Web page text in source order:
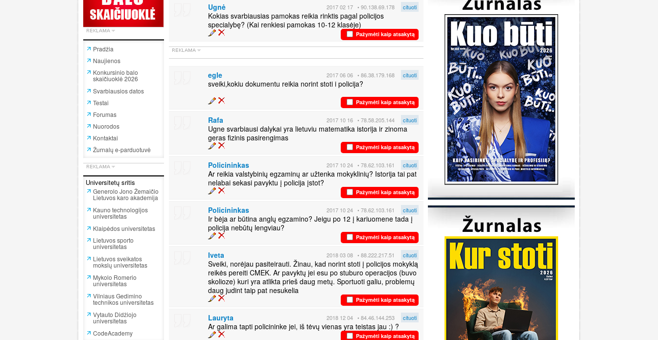
Pradžia
Naujienos
Konkursinio balo
skaičiuoklė 2026
Svarbiausios datos
Testai
Forumas
Nuorodos
Kontaktai
Žurnalų e-parduotuvė
Universitetų sritis
Generolo Jono Žemaičio
Lietuvos karo akademija
Kauno technologijos
universitetas
Klaipėdos universitetas
Lietuvos sporto
universitetas
Lietuvos sveikatos
mokslų universitetas
Mykolo Romerio
universitetas
Vilniaus Gedimino
technikos universitetas
Vytauto Didžiojo
universitetas
CodeAcademy
Ugnė 2017 02 17 • 90.138.69.178 cituoti
Kokias svarbiausias pamokas reikia rinktis pagal policijos
specialybę? (Kai renkiesi pamokas 10-12 klasėje)
Pažymėti kaip atsakytą
egle 2017 06 06 • 86.38.179.168 cituoti
sveiki,kokiu dokumentu reikia norint stoti i policija?
Pažymėti kaip atsakytą
Rafa 2017 10 16 • 78.58.205.144 cituoti
Ugne svarbiausi dalykai yra lietuviu matematika istorija ir zinoma
Pažymėti kaip atsakytą
Policininkas 2017 10 24 • 78.62.103.161 cituoti
Ar reikia valstybinių egzaminų ar užtenka mokyklinių? Istorija tai pat
nelabai sekasi pavyktu į policija įstot?
Pažymėti kaip atsakytą
Policininkas 2017 10 24 • 78.62.103.161 cituoti
Ir bėja ar būtina anglų egzamino? Jeigu po 12 į kariuomene tada į
policija nebūtų lengviau?
Pažymėti kaip atsakytą
Iveta 2018 03 08 • 88.222.217.51 cituoti
Sveiki, norėjau pasiteirauti. Žinau, kad norint stoti į policijos mokyklą
reikės pereiti CMEK. Ar pavyktų jei esu po stuburo operacijos (buvo
skolioze) kuri yra atlikta prieš daug metų. Sportuoti galiu, problemų
daug judint taip pat nesukelia
Pažymėti kaip atsakytą
Lauryta 2018 12 04 • 84.46.144.253 cituoti
Ar galima tapti policininke jei, iš tėvų vienas yra teistas jau :) ?
Pažymėti kaip atsakytą
Laba diena, tokiu klausimu rekomenduojame po
sutarties pasirašymo kreiptis į dekanatą prieš
grupių suformavimą arba teikti prašymą dėl
grupės keitimo, kai grupės jau bus aiškios.
LSMU SRT
Konsultuoja Klaipėdos valstybinė kolegija
Laba diena, taip, galite susisiekti su mumis šiais
kontaktais:
https://www.kvk.lt/stojantiesiems/priemimas-i-
studijas/
KVK
Konsultuoja Utenos kolegija
Sveiki, kada reikėtu kreiptis del užskaitymu
dalykų iš pabaigtos kolegijos/profesines
mokyklos ? Ir kur reikia kreiptis? Ačiū
Sveiki, kreiptis reikia prasidėjus studijų metams
į katedrą, kuriai priklauso Jūsų studijų programa.
Sėkmės
Sandra
Konsultuoja Klaipėdos universitetas
Šiuo metu į Geografijos studijų programą priimti
8 studentai.
Konsultuoja Vilniaus universitetas
...
Laba diena, dėkojame už laišką. Dėl
individualaus studijų plano kreipkitės į
fakulteto, kuriame studijuojate, studijų skyrių.
Kontaktus galite rasti čia:
https://www.vu.lt/studentams/paslaugos-
studentams/akademinis-konsultavimas.
Konsultuoja Pasieniečių mokykla
Sveiki, norėjau pasiklaust jeigu turi anglų ir
lietuvių valstybinį, turi B kategorija, bet gal šiek
tiek fiziškai silpnesnis esi tinkamas tarnybai? Ar
ta prasme fizo įskaita yra pagrindinis dalykas
įstoti į pasieniečių mokyklą?
Konsultuoja Lietuvos policijos mokykla
Sveiki, paskambinkite 070060076.